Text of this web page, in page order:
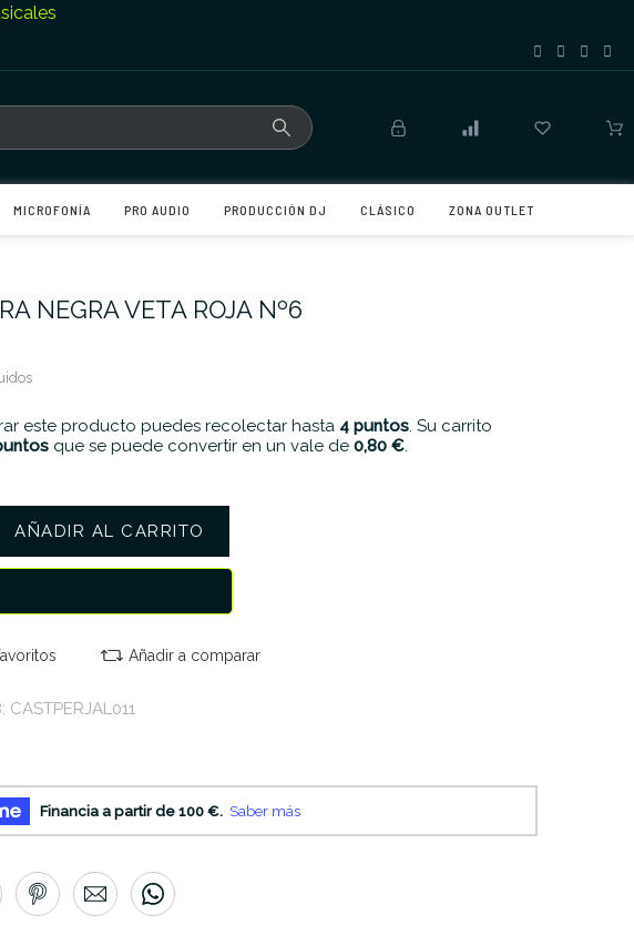
MICROFONÍA PRO AUDIO PRODUCCIÓN DJ CLÁSICO ZONA OUTLET
NEGRA VETA ROJA Nº6
este producto puedes recolectar hasta 4 puntos. Su carrito
que se puede convertir en un vale de 0,80 €.
AÑADIR AL CARRITO
Añadir a comparar
CASTPERJAL011